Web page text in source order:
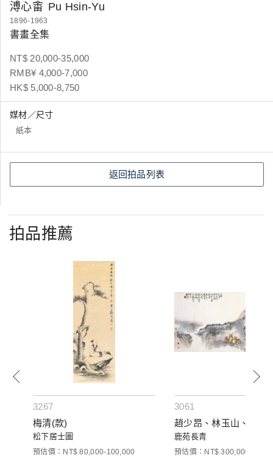
溥心畬 Pu Hsin-Yu
1896-1963
書畫全集
NT$ 20,000-35,000
RMB¥ 4,000-7,000
HK$ 5,000-8,750
媒材／尺寸
紙本
返回拍品列表
拍品推薦
3267
梅清(款)
松下居士圖
預估價：NT$ 80,000-100,000
3061
趙少昂、林玉山、歐豪
鹿苑長青
預估價：NT$ 300,000-